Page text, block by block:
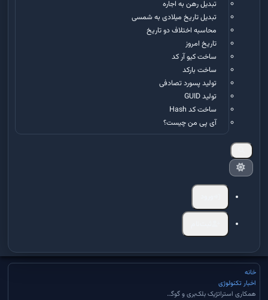
تبدیل رهن به اجاره
تبدیل تاریخ میلادی به شمسی
محاسبه اختلاف دو تاریخ
تاریخ امروز
ساخت کیو آر کد
ساخت بارکد
تولید پسورد تصادفی
تولید GUID
ساخت کد Hash
آی پی من چیست؟
خانه
اخبار تکنولوژی
همکاری استراتژیک بلک‌بری و گوگل؛ انقلابی در امنیت اندروید برای کسب‌وکارها